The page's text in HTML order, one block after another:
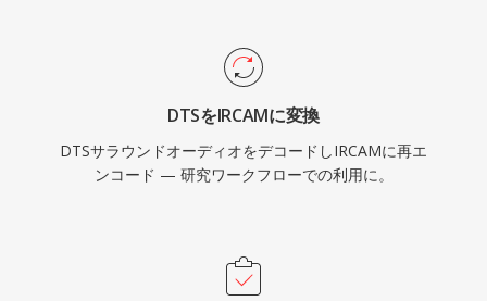
DTSをIRCAMに変換
DTSサラウンドオーディオをデコードしIRCAMに再エ
ンコード — 研究ワークフローでの利用に。